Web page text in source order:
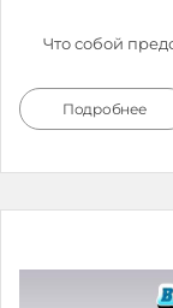
Что собой
Подробнее